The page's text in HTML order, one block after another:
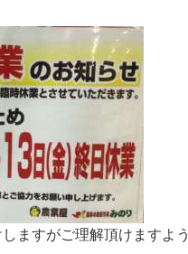
ますがご理解頂けますよう